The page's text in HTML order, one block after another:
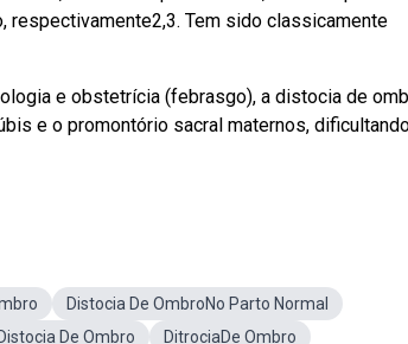
respectivamente2,3. Tem sido classicamente
e obstetrícia (febrasgo), a distocia de
e o promontório sacral maternos,
Distocia De OmbroNo Parto Normal
De Ombro
DitrociaDe Ombro